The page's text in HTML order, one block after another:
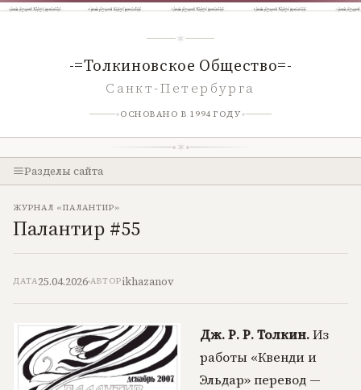
-=Толкиновское Общество=-
Санкт-Петербурга
ОСНОВАНО В 1994 ГОДУ
Разделы сайта
ЖУРНАЛ «ПАЛАНТИР»
Палантир #55
ДАТА25.04.2026 АВТОРikhazanov
Дж. Р. Р. Толкин.Из
работы «Квенди и
Эльдар» перевод —